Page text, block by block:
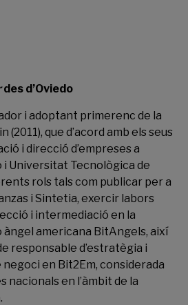
des d’Oviedo
i adoptant primerenc de la
que d’acord amb els seus
i direcció d’empreses a
i Universitat Tecnològica de
rols tals com publicar per a
i Sintetia, exercir labors
i intermediació en la
àngel americana BitAngels, així
responsable d’estratègia i
en Bit2Em, considerada
nacionals en l’àmbit de la